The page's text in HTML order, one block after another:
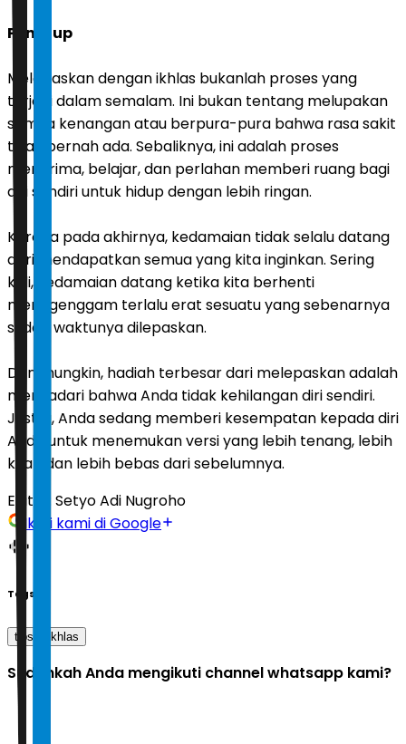
Penutup
Melepaskan dengan ikhlas bukanlah proses yang
terjadi dalam semalam. Ini bukan tentang melupakan
semua kenangan atau berpura-pura bahwa rasa sakit
tidak pernah ada. Sebaliknya, ini adalah proses
menerima, belajar, dan perlahan memberi ruang bagi
diri sendiri untuk hidup dengan lebih ringan.
Karena pada akhirnya, kedamaian tidak selalu datang
dari mendapatkan semua yang kita inginkan. Sering
kali, kedamaian datang ketika kita berhenti
menggenggam terlalu erat sesuatu yang sebenarnya
sudah waktunya dilepaskan.
Dan mungkin, hadiah terbesar dari melepaskan adalah
menyadari bahwa Anda tidak kehilangan diri sendiri.
Justru, Anda sedang memberi kesempatan kepada diri
Anda untuk menemukan versi yang lebih tenang, lebih
kuat, dan lebih bebas dari sebelumnya.
Editor: Setyo Adi Nugroho
Ikuti kami di Google
Tags
tips ikhlas
Sudahkah Anda mengikuti channel whatsapp kami?